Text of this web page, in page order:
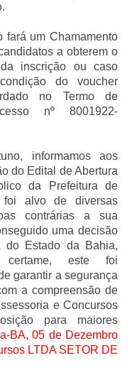
fará um Chamamento
a obterem o
inscrição ou caso
do voucher
no Termo de
nº 8001922-
informamos aos
do Edital de Abertura
da Prefeitura de
alvo de diversas
contrárias a sua
uma decisão
do Estado da Bahia,
este foi
garantir a segurança
a compreensão de
e Concursos
para maiores
BA, 05 de Dezembro
LTDA SETOR DE